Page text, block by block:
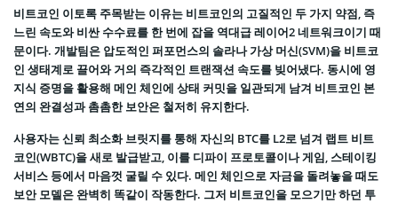
비트코인 이토록 주목받는 이유는 비트코인의 고질적인 두 가지 약점, 즉
느린 속도와 비싼 수수료를 한 번에 잡을 역대급 레이어2 네트워크이기 때
문이다. 개발팀은 압도적인 퍼포먼스의 솔라나 가상 머신(SVM)을 비트코
인 생태계로 끌어와 거의 즉각적인 트랜잭션 속도를 빚어냈다. 동시에 영
지식 증명을 활용해 메인 체인에 상태 커밋을 일관되게 남겨 비트코인 본
연의 완결성과 촘촘한 보안은 철저히 유지한다.
사용자는 신뢰 최소화 브릿지를 통해 자신의 BTC를 L2로 넘겨 랩트 비트
코인(WBTC)을 새로 발급받고, 이를 디파이 프로토콜이나 게임, 스테이킹
서비스 등에서 마음껏 굴릴 수 있다. 메인 체인으로 자금을 돌려놓을 때도
보안 모델은 완벽히 똑같이 작동한다. 그저 비트코인을 모으기만 하던 투